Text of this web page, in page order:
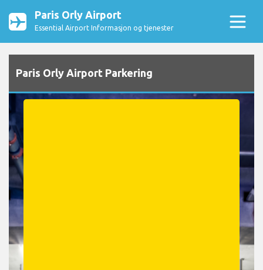
Paris Orly Airport
Essential Airport Informasjon og tjenester
Paris Orly Airport Parkering